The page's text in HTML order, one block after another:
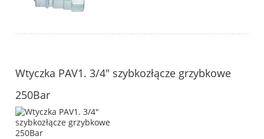
Wtyczka PAV1. 3/4" szybkozłącze grzybkowe
250Bar